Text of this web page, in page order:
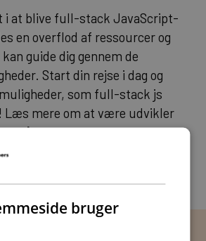
i at blive full-stack JavaScript-
en overflod af ressourcer og
guide dig gennem de
Start din rejse i dag og
som full-stack js
Læs mere om at være udvikler
her.
bruger